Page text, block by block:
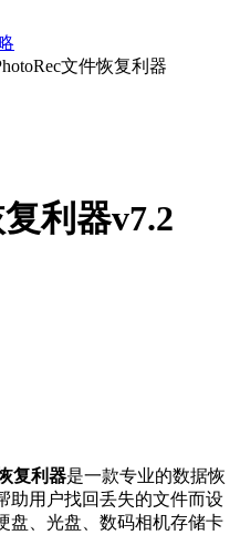
文件恢复利器
利器v7.2
复利器是一款专业的数据恢
助用户找回丢失的文件而设
盘、光盘、数码相机存储卡